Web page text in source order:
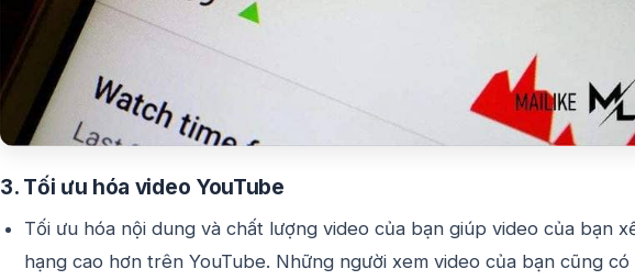
3. Tối ưu hóa video YouTube
Tối ưu hóa nội dung và chất lượng video của bạn giúp video của bạn
hạng cao hơn trên YouTube. Những người xem video của bạn cũng có